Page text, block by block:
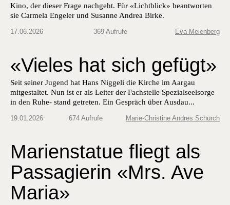
Kino, der dieser Frage nachgeht. Für «Lichtblick» beantworten
sie Carmela Engeler und ­Susanne ­Andrea Birke.
17.06.2026 369 Aufrufe Eva Meienberg
«Vieles hat sich gefügt»
Seit seiner Jugend hat Hans Niggeli die Kirche im Aargau
mitgestaltet. Nun ist er als Leiter der Fachstelle Spezialseelsorge
in den Ruhe- stand getreten. Ein Gespräch über Ausdau...
19.01.2026 674 Aufrufe Marie-Christine Andres Schürch
Marienstatue fliegt als ​
Passagierin «Mrs. Ave
Maria»